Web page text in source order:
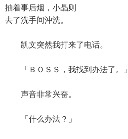
抽着事后烟，小晶则
去了洗手间沖洗。
凯文突然我打来了电话。
「ＢＯＳＳ，我找到办法了。」
声音非常兴奋。
「什么办法？」